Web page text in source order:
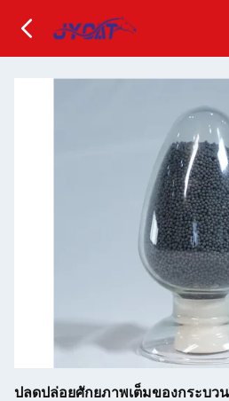
ปลดปล่อยศักยภาพเต็มของกระบ